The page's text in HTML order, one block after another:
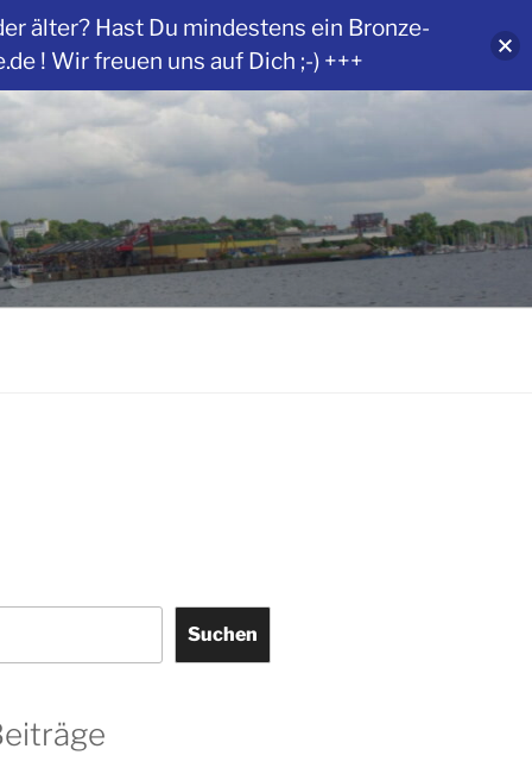
Suchen
älter? Hast Du mindestens ein Bronze-
! Wir freuen uns auf Dich ;-) +++